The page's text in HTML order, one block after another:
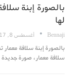
بالصورة إبنة
لها
Bennaji أغسطس 8, 2017
بالصورة إبنة سلافة
سلافة معمار، صورة